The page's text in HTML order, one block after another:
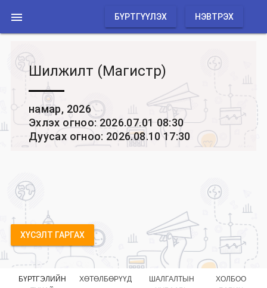
 БҮРТГҮҮЛЭХ НЭВТРЭХ
Шилжилт (Магистр)
намар, 2026
Эхлэх огноо: 2026.07.01 08:30
Дуусах огноо: 2026.08.10 17:30
ХҮСЭЛТ ГАРГАХ
БҮРТГЭЛИЙН
ХӨТӨЛБӨРҮҮД
ШАЛГАЛТЫН
ХОЛБОО